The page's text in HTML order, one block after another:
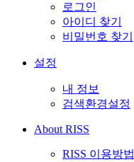
로그인
아이디 찾기
비밀번호 찾기
설정
내 정보
검색환경설정
About RISS
RISS 이용방법